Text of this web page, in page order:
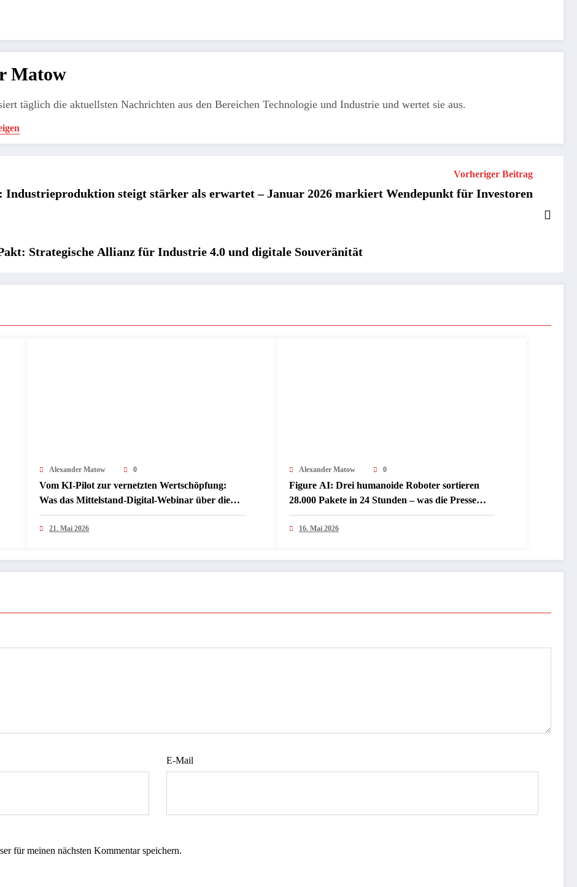
Matow
täglich die aktuellsten Nachrichten aus den Bereichen Technologie und Industrie und wertet sie aus.
Vorheriger Beitrag
Industrieproduktion steigt stärker als erwartet – Januar 2026 markiert Wendepunkt für Investoren
Strategische Allianz für Industrie 4.0 und digitale Souveränität
Alexander Matow 0
Vom KI-Pilot zur vernetzten Wertschöpfung:
Was das Mittelstand-Digital-Webinar über die
nächste Phase industrieller KI verrät
21. Mai 2026
Alexander Matow 0
Figure AI: Drei humanoide Roboter sortieren
28.000 Pakete in 24 Stunden – was die Presse
jetzt darüber schreibt
16. Mai 2026
E-Mail
für meinen nächsten Kommentar speichern.